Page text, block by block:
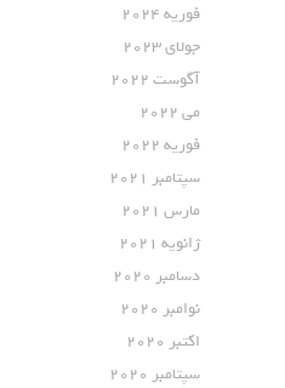
فوریه 2024
جولای 2023
آگوست 2022
می 2022
فوریه 2022
سپتامبر 2021
مارس 2021
ژانویه 2021
دسامبر 2020
نوامبر 2020
اکتبر 2020
سپتامبر 2020